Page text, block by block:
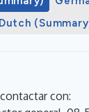
Dutch
con: